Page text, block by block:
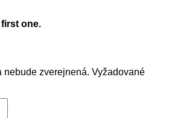
one.
nebude zverejnená. Vyžadované